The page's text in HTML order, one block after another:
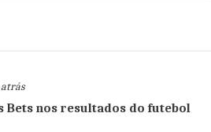
Bets nos resultados do futebol